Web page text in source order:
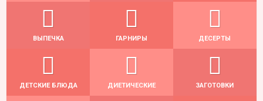
ВЫПЕЧКА ГАРНИРЫ ДЕСЕРТЫ
ДЕТСКИЕ БЛЮДА ДИЕТИЧЕСКИЕ ЗАГОТОВКИ